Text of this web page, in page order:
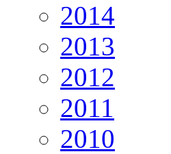
2014
2013
2012
2011
2010